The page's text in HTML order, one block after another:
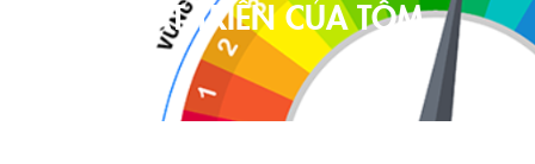
PHÁT TRIỂN CỦA TÔM